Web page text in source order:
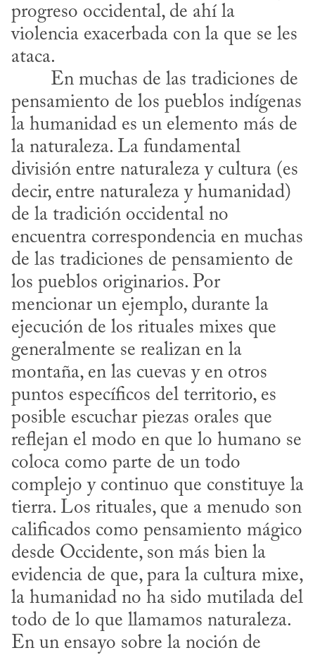
progreso occidental, de ahí la
violencia exacerbada con la que se les
ataca.
pensamiento de los pueblos indígenas
la humanidad es un elemento más de
la naturaleza. La fundamental
división entre naturaleza y cultura (es
decir, entre naturaleza y humanidad)
de la tradición occidental no
encuentra correspondencia en muchas
de las tradiciones de pensamiento de
los pueblos originarios. Por
mencionar un ejemplo, durante la
ejecución de los rituales mixes que
generalmente se realizan en la
montaña, en las cuevas y en otros
puntos específicos del territorio, es
posible escuchar piezas orales que
reflejan el modo en que lo humano se
coloca como parte de un todo
complejo y continuo que constituye la
tierra. Los rituales, que a menudo son
calificados como pensamiento mágico
desde Occidente, son más bien la
evidencia de que, para la cultura mixe,
la humanidad no ha sido mutilada del
todo de lo que llamamos naturaleza.
En un ensayo sobre la noción de